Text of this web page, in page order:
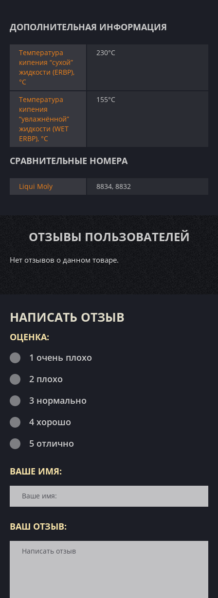
ДОПОЛНИТЕЛЬНАЯ ИНФОРМАЦИЯ
Температура
кипения “сухой”
жидкости (ERBP),
°C
230°C
Температура
кипения
“увлажнённой”
жидкости (WET
ERBP), °C
155°C
СРАВНИТЕЛЬНЫЕ НОМЕРА
Liqui Moly 8834, 8832
ОТЗЫВЫ ПОЛЬЗОВАТЕЛЕЙ
Нет отзывов о данном товаре.
НАПИСАТЬ ОТЗЫВ
ОЦЕНКА:
1 очень плохо
2 плохо
3 нормально
4 хорошо
5 отлично
ВАШЕ ИМЯ:
ВАШ ОТЗЫВ: